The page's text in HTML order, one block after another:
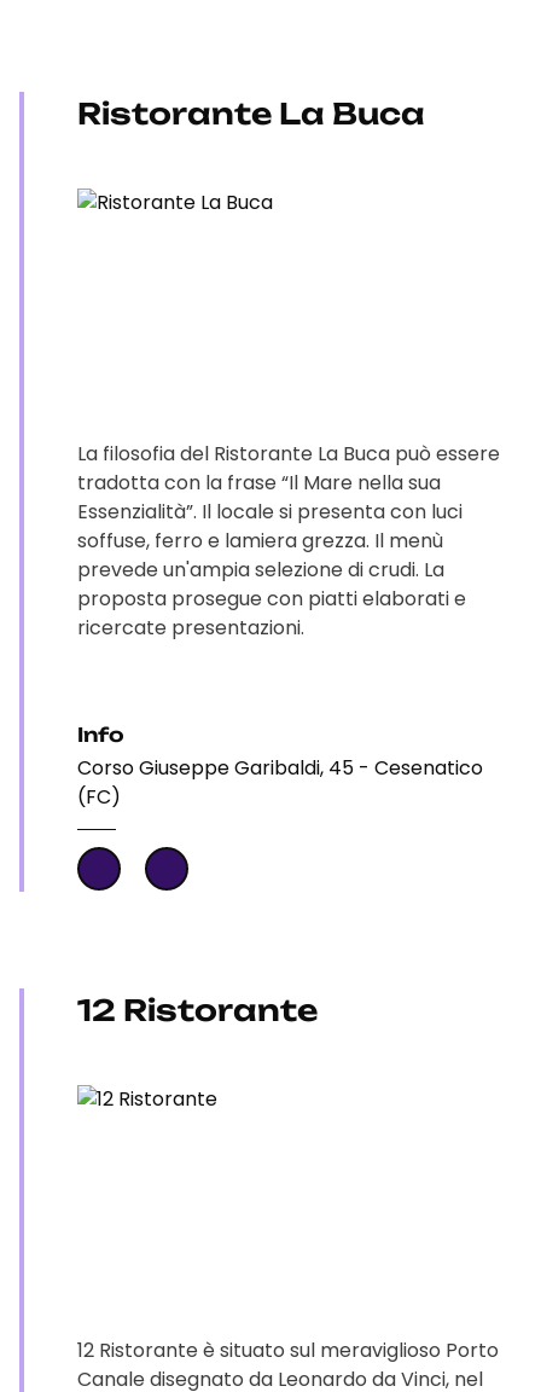
Ristorante La Buca
La filosofia del Ristorante La Buca può essere
tradotta con la frase “Il Mare nella sua
Essenzialità”. Il locale si presenta con luci
soffuse, ferro e lamiera grezza. Il menù
prevede un'ampia selezione di crudi. La
proposta prosegue con piatti elaborati e
ricercate presentazioni.
Info
Corso Giuseppe Garibaldi, 45 - Cesenatico
(FC)
12 Ristorante
12 Ristorante è situato sul meraviglioso Porto
Canale disegnato da Leonardo da Vinci, nel